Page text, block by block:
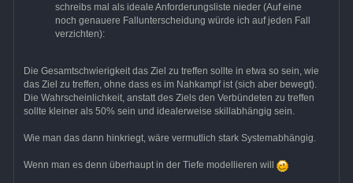
schreibs mal als ideale Anforderungsliste nieder (Auf eine
noch genauere Fallunterscheidung würde ich auf jeden Fall
verzichten):
Die Gesamtschwierigkeit das Ziel zu treffen sollte in etwa so sein, wie
das Ziel zu treffen, ohne dass es im Nahkampf ist (sich aber bewegt).
Die Wahrscheinlichkeit, anstatt des Ziels den Verbündeten zu treffen
sollte kleiner als 50% sein und idealerweise skillabhängig sein.
Wie man das dann hinkriegt, wäre vermutlich stark Systemabhängig.
Wenn man es denn überhaupt in der Tiefe modellieren will